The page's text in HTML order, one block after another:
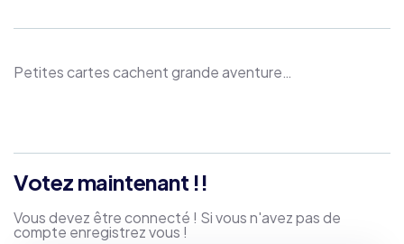
Petites cartes cachent grande aventure…
Votez maintenant !!
Vous devez être connecté ! Si vous n'avez pas de
compte enregistrez vous !